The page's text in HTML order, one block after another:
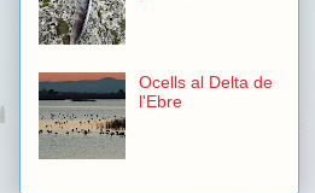
Ocells al Delta de
l'Ebre